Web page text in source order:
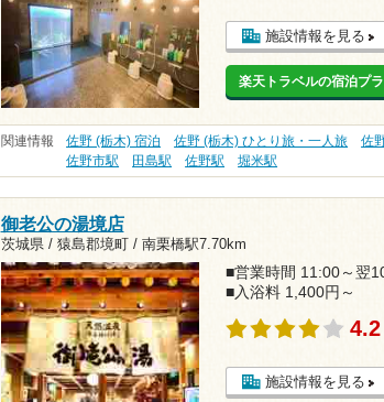
施設情報を見る
楽天トラベルの宿泊プ
関連情報 佐野 (栃木) 宿泊 佐野 (栃木) ひとり旅・一人旅 佐
佐野市駅
田島駅 佐野駅 堀米駅
御老公の湯境店
茨城県 / 猿島郡境町 / 南栗橋駅7.70km
■営業時間 11:00～翌
■入浴料 1,400円～
施設情報を見る